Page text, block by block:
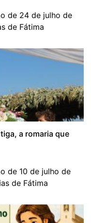
de 24 de julho de
de Fátima
a romaria que
de 10 de julho de
de Fátima